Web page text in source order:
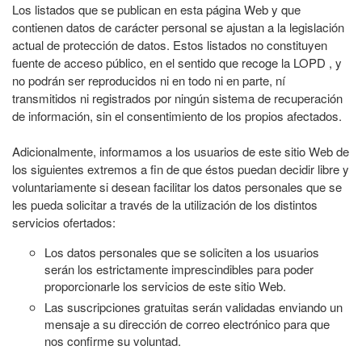
Los listados que se publican en esta página Web y que
contienen datos de carácter personal se ajustan a la legislación
actual de protección de datos. Estos listados no constituyen
fuente de acceso público, en el sentido que recoge la LOPD , y
no podrán ser reproducidos ni en todo ni en parte, ní
transmitidos ni registrados por ningún sistema de recuperación
de información, sin el consentimiento de los propios afectados.
Adicionalmente, informamos a los usuarios de este sitio Web de
los siguientes extremos a fin de que éstos puedan decidir libre y
voluntariamente si desean facilitar los datos personales que se
les pueda solicitar a través de la utilización de los distintos
servicios ofertados:
Los datos personales que se soliciten a los usuarios
serán los estrictamente imprescindibles para poder
proporcionarle los servicios de este sitio Web.
Las suscripciones gratuitas serán validadas enviando un
mensaje a su dirección de correo electrónico para que
nos confirme su voluntad.